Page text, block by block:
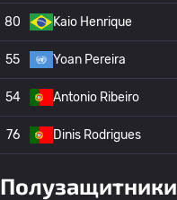
80 Kaio Henrique
55 Yoan Pereira
54 Antonio Ribeiro
76 Dinis Rodrigues
Полузащитники